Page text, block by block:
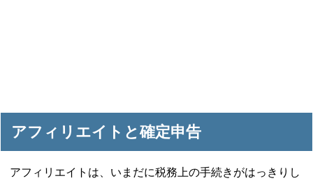
アフィリエイトと確定申告
アフィリエイトは、いまだに税務上の手続きがはっきりし